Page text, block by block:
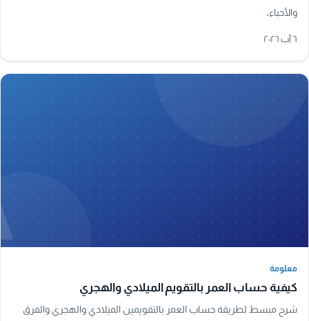
والأحباء.
٦ آب ٢٠٢٦
معلومة
كيفية حساب العمر بالتقويم الميلادي والهجري
شرح مبسط لطريقة حساب العمر بالتقويمين الميلادي والهجري والفرق